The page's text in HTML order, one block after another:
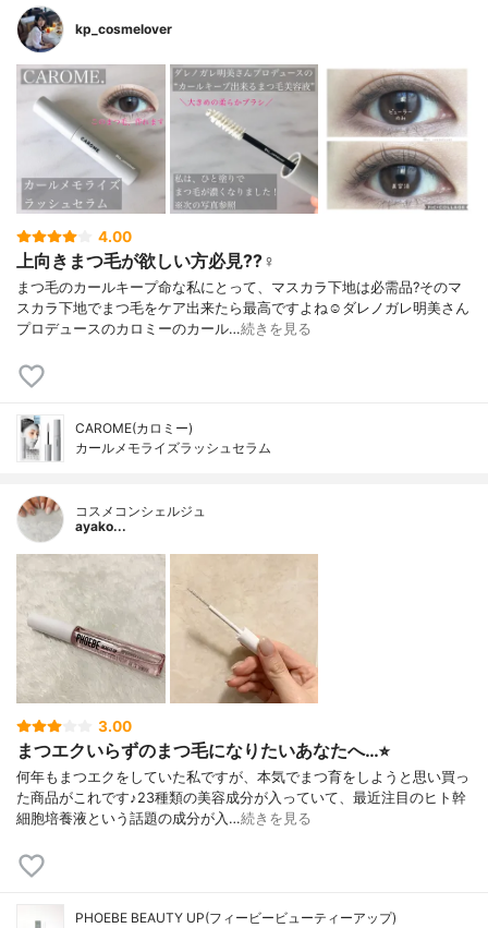
kp_cosmelover
4.00
上向きまつ毛が欲しい方必見??‍♀️
まつ毛のカールキープ命な私にとって、マスカラ下地は必需品?そのマ
スカラ下地でまつ毛をケア出来たら最高ですよね☺️ダレノガレ明美さん
プロデュースのカロミーのカール…続きを見る
CAROME(カロミー)
カールメモライズラッシュセラム
コスメコンシェルジュ
ayako...
3.00
まつエクいらずのまつ毛になりたいあなたへ…⭐︎
何年もまつエクをしていた私ですが、本気でまつ育をしようと思い買っ
た商品がこれです♪23種類の美容成分が入っていて、最近注目のヒト幹
細胞培養液という話題の成分が入…続きを見る
PHOEBE BEAUTY UP(フィービービューティーアップ)